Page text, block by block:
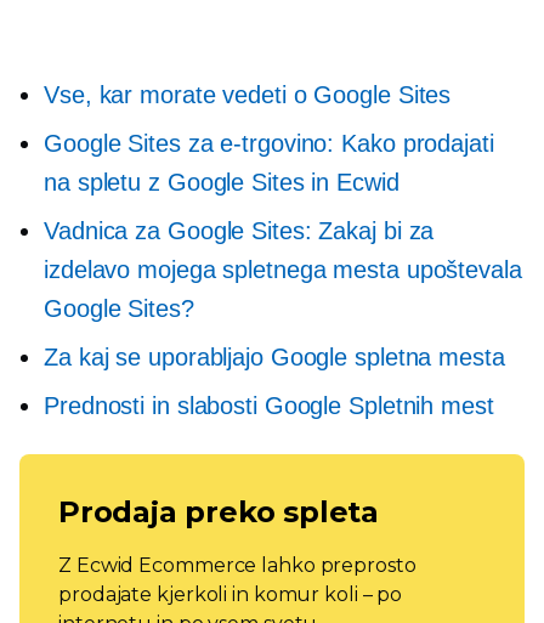
Vse, kar morate vedeti o Google Sites
Google Sites za e-trgovino: Kako prodajati
na spletu z Google Sites in Ecwid
Vadnica za Google Sites: Zakaj bi za
izdelavo mojega spletnega mesta upoštevala
Google Sites?
Za kaj se uporabljajo Google spletna mesta
Prednosti in slabosti Google Spletnih mest
Prodaja preko spleta
Z Ecwid Ecommerce lahko preprosto
prodajate kjerkoli in komur koli – po